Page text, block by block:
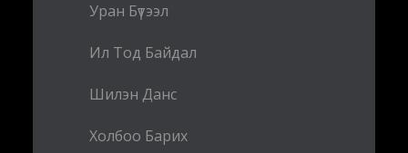
Уран Бүтээл
Ил Тод Байдал
Шилэн Данс
Холбоо Барих